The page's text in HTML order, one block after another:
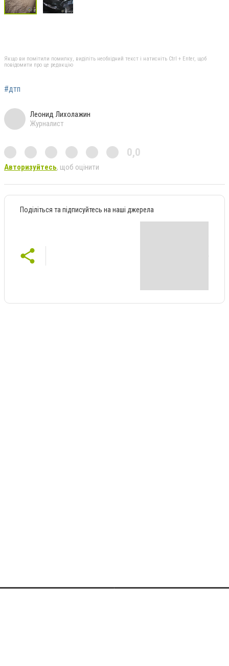
Якщо ви помітили помилку, виділіть необхідний текст і натисніть Ctrl + Enter, щоб
повідомити про це редакцію
#дтп
Леонид Лихолажин
Журналист
0,0
Авторизуйтесь, щоб оцінити
Поділіться та підписуйтесь на наші джерела